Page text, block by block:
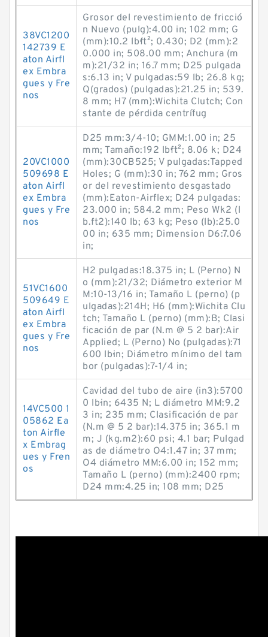
38VC1200
142739 E
aton Airfl
ex Embra
gues y Fre
nos
Grosor del revestimiento de fricció
n Nuevo (pulg):4.00 in; 102 mm; G
(mm):10.2 lb·ft²; 0.430; D2 (mm):2
0.000 in; 508.00 mm; Anchura (m
m):21/32 in; 16.7 mm; D25 pulgada
s:6.13 in; V pulgadas:59 lb; 26.8 kg;
Q(grados) (pulgadas):21.25 in; 539.
8 mm; H7 (mm):Wichita Clutch; Con
stante de pérdida centrífug
20VC1000
509698 E
aton Airfl
ex Embra
gues y Fre
nos
D25 mm:3/4-10; GMM:1.00 in; 25
mm; Tamaño:192 lb·ft²; 8.06 k; D24
(mm):30CB525; V pulgadas:Tapped
Holes; G (mm):30 in; 762 mm; Gros
or del revestimiento desgastado
(mm):Eaton-Airflex; D24 pulgadas:
23.000 in; 584.2 mm; Peso Wk2 (l
b.ft2):140 lb; 63 kg; Peso (lb):25.0
00 in; 635 mm; Dimension D6:7.06
in;
51VC1600
509649 E
aton Airfl
ex Embra
gues y Fre
nos
H2 pulgadas:18.375 in; L (Perno) N
o (mm):21/32; Diámetro exterior M
M:10-13/16 in; Tamaño L (perno) (p
ulgadas):214H; H6 (mm):Wichita Clu
tch; Tamaño L (perno) (mm):B; Clasi
ficación de par (N.m @ 5 2 bar):Air
Applied; L (Perno) No (pulgadas):71
600 lb·in; Diámetro mínimo del tam
bor (pulgadas):7-1/4 in;
14VC500 1
05862 Ea
ton Airfle
x Embrag
ues y Fren
os
Cavidad del tubo de aire (in3):5700
0 lb·in; 6435 N; L diámetro MM:9.2
3 in; 235 mm; Clasificación de par
(N.m @ 5 2 bar):14.375 in; 365.1 m
m; J (kg.m2):60 psi; 4.1 bar; Pulgad
as de diámetro O4:1.47 in; 37 mm;
O4 diámetro MM:6.00 in; 152 mm;
Tamaño L (perno) (mm):2400 rpm;
D24 mm:4.25 in; 108 mm; D25